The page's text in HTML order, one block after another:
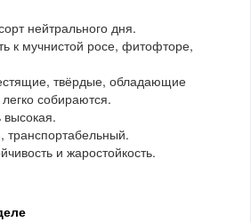
нейтрального дня.
к мучнистой росе, фитофторе,
твёрдые, обладающие
собираются.
транспортабельный.
и жаростойкость.